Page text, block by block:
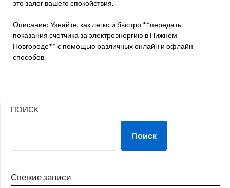
это залог вашего спокойствия.
Описание: Узнайте, как легко и быстро **передать
показания счетчика за электроэнергию в Нижнем
Новгороде** с помощью различных онлайн и офлайн
способов.
ПОИСК
Поиск
Свежие записи